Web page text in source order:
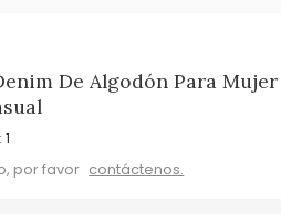
De Algodón Para
1
por favor contáctenos.